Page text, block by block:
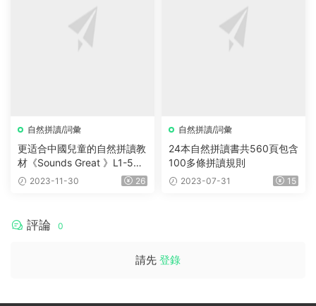
自然拼讀/詞彙
更适合中國兒童的自然拼讀教
材《Sounds Great 》L1-5全
套資源 學生書+練習冊+音頻
2023-11-30 26
自然拼讀/詞彙
24本自然拼讀書共560頁包含
100多條拼讀規則
2023-07-31 15
評論 0
請先 登錄